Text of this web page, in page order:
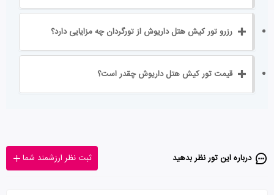
رزرو تور کیش هتل داریوش از تورگردان چه مزایایی دارد؟
قیمت تور کیش هتل داریوش چقدر است؟
درباره این تور‌ نظر بدهید ثبت نظر ارزشمند شما